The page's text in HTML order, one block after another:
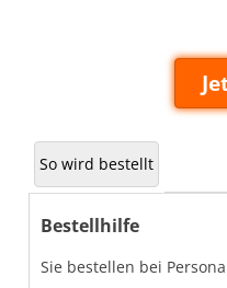
So wird bestellt
Bestellhilfe
Sie bestellen bei